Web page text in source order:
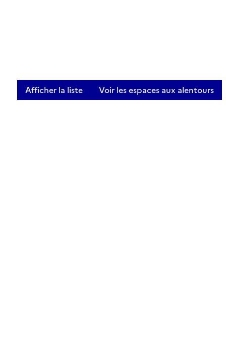
Afficher la liste Voir les espaces aux alentours